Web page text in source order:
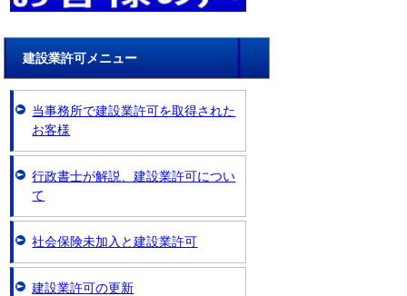
建設業許可メニュー
当事務所で建設業許可を取得された
お客様
行政書士が解説、建設業許可につい
て
社会保険未加入と建設業許可
建設業許可の更新